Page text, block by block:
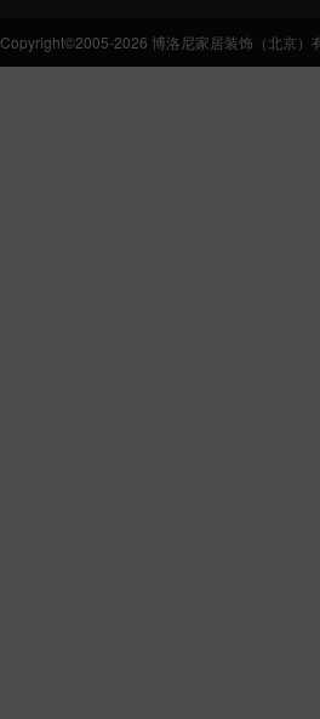
Copyright©2005-2026 博洛尼家居装饰（北京）